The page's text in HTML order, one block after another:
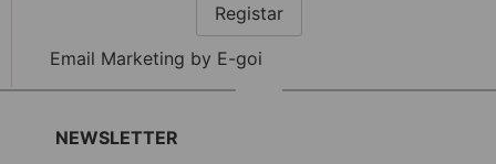
Registar
Email Marketing by E-goi
NEWSLETTER